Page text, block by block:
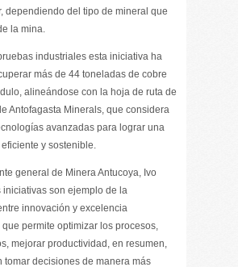
dependiendo del tipo de mineral que
la mina.
industriales esta iniciativa ha
más de 44 toneladas de cobre
alineándose con la hoja de ruta de
Antofagasta Minerals, que considera
avanzadas para lograr una
y sostenible.
general de Minera Antucoya, Ivo
iniciativas son ejemplo de la
innovación y excelencia
permite optimizar los procesos,
mejorar productividad, en resumen,
tomar decisiones de manera más